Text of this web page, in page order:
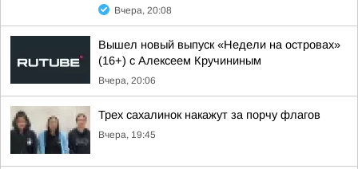
Вчера, 20:08
Вышел новый выпуск «Недели на островах»
(16+) с Алексеем Кручининым
Вчера, 20:06
Трех сахалинок накажут за порчу флагов
Вчера, 19:45